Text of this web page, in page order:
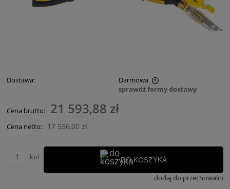
Dostawa:
Darmowa
Cena nie zawiera ewentualnych kosztów płatności
sprawdź formy dostawy
Cena brutto: 21 593,88 zł
Cena netto: 17 556,00 zł
kpl DO KOSZYKA
dodaj do przechowalni